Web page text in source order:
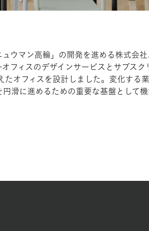
ウマン高輪」の開発を進める株式会
フィスのデザインサービスとサブスク
たオフィスを設計しました。変化する
滑に進めるための重要な基盤として機